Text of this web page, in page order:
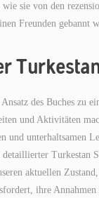
wie sie von den
Freunden gebannt
des Buches zu
und Aktivitäten
und unterhaltsamen
detaillierter Turkestan
aktuellen
ihre Annahmen